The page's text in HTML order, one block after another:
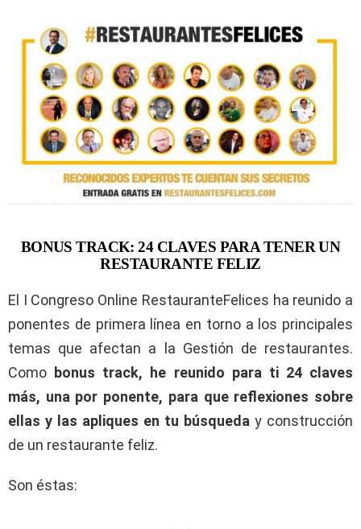
BONUS TRACK: 24 CLAVES PARA TENER UN
RESTAURANTE FELIZ
El I Congreso Online RestauranteFelices ha reunido a
ponentes de primera línea en torno a los principales
temas que afectan a la Gestión de restaurantes.
Como bonus track, he reunido para ti 24claves
más, una por ponente, para que reflexiones sobre
ellas y las apliques en tu búsqueda y construcción
de un restaurante feliz.
Son éstas: